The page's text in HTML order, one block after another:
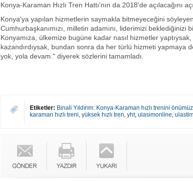
Konya-Karaman Hızlı Tren Hattı'nın da 2018'de açılacağını
Konya'ya yapılan hizmetlerin saymakla bitmeyeceğini söyleyen
Cumhurbaşkanımızı, milletin adamını, liderimizi beklediğinizi
Konyamıza, ülkemize bugüne kadar nasıl hizmetler
kazandırdıysak, bundan sonra da her türlü hizmeti yapmaya
yok, yola devam." diyerek sözlerini tamamladı.
Etiketler: Binali Yıldırım: Konya-Karaman hızlı trenini
karaman hızlı treni, yüksek hızlı tren, yht, ulasimonline,